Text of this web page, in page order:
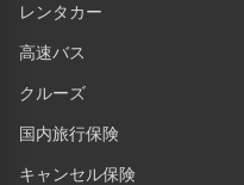
レンタカー
高速バス
クルーズ
国内旅行保険
キャンセル保険